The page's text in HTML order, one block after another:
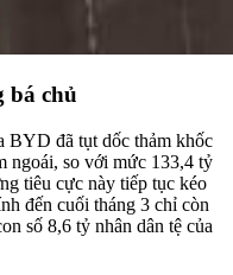
bá chủ
BYD đã tụt dốc thảm khốc
ngoái, so với mức 133,4 tỷ
tiêu cực này tiếp tục kéo
đến cuối tháng 3 chỉ còn
số 8,6 tỷ nhân dân tệ của